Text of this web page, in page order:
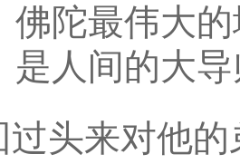
佛陀最伟大
是人间的大
过头来对他